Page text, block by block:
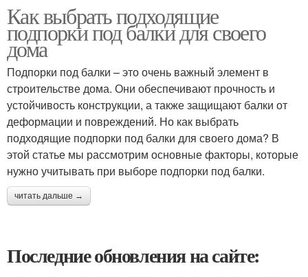
Как выбрать подходящие
подпорки под балки для своего
дома
Подпорки под балки – это очень важный элемент в
строительстве дома. Они обеспечивают прочность и
устойчивость конструкции, а также защищают балки от
деформации и повреждений. Но как выбрать
подходящие подпорки под балки для своего дома? В
этой статье мы рассмотрим основные факторы, которые
нужно учитывать при выборе подпорки под балки.
читать дальше →
Последние обновления на сайте: